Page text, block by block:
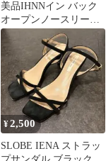
美品IHNNイン バック
オープンノースリーブ
黒slobeienaマメクロゴ
ウチ
¥2,500
SLOBE IENA ストラッ